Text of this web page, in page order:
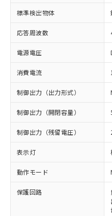
標準検出物体
応答周波数
電源電圧
消費電流
制御出力（出力形式）
制御出力（開閉容量）
制御出力（残留電圧）
表示灯
動作モード
保護回路※1 対応状況
対応済み：EU